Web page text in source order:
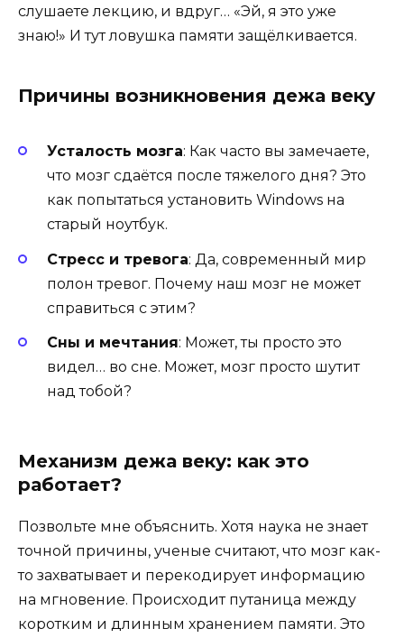
слушаете лекцию, и вдруг… «Эй, я это уже
знаю!» И тут ловушка памяти защёлкивается.
Причины возникновения дежа веку
Усталость мозга: Как часто вы замечаете,
что мозг сдаётся после тяжелого дня? Это
как попытаться установить Windows на
старый ноутбук.
Стресс и тревога: Да, современный мир
полон тревог. Почему наш мозг не может
справиться с этим?
Сны и мечтания: Может, ты просто это
видел… во сне. Может, мозг просто шутит
над тобой?
Механизм дежа веку: как это
работает?
Позвольте мне объяснить. Хотя наука не знает
точной причины, ученые считают, что мозг как-
то захватывает и перекодирует информацию
на мгновение. Происходит путаница между
коротким и длинным хранением памяти. Это